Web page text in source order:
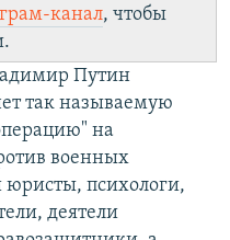
канал, чтобы
Путин
так называемую
на
военных
юристы, психологи,
деятели